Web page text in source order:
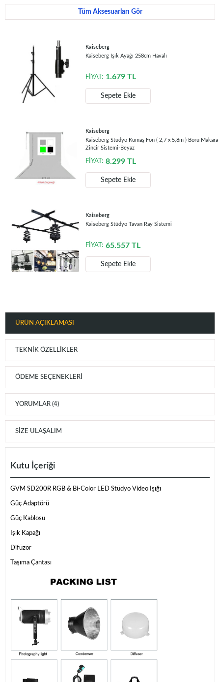
Tüm Aksesuarları Gör
Kaiseberg
Kaiseberg Işık Ayağı 258cm Havalı
FİYAT: 1.679 TL
Sepete Ekle
Kaiseberg
Kaiseberg Stüdyo Kumaş Fon ( 2,7 x 5,8m ) Boru Makara
Zincir Sistemi-Beyaz
FİYAT: 8.299 TL
Sepete Ekle
Kaiseberg
Kaiseberg Stüdyo Tavan Ray Sistemi
FİYAT: 65.557 TL
Sepete Ekle
ÜRÜN AÇIKLAMASI
TEKNIK ÖZELLIKLER
ÖDEME SEÇENEKLERI
YORUMLAR (4)
SIZE ULAŞALIM
Kutu İçeriği
GVM SD200R RGB & Bi-Color LED Stüdyo Video Işığı
Güç Adaptörü
Güç Kablosu
Işık Kapağı
Difüzör
Taşıma Çantası